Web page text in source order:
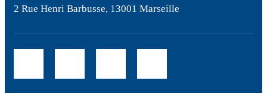
2 Rue Henri Barbusse, 13001 Marseille